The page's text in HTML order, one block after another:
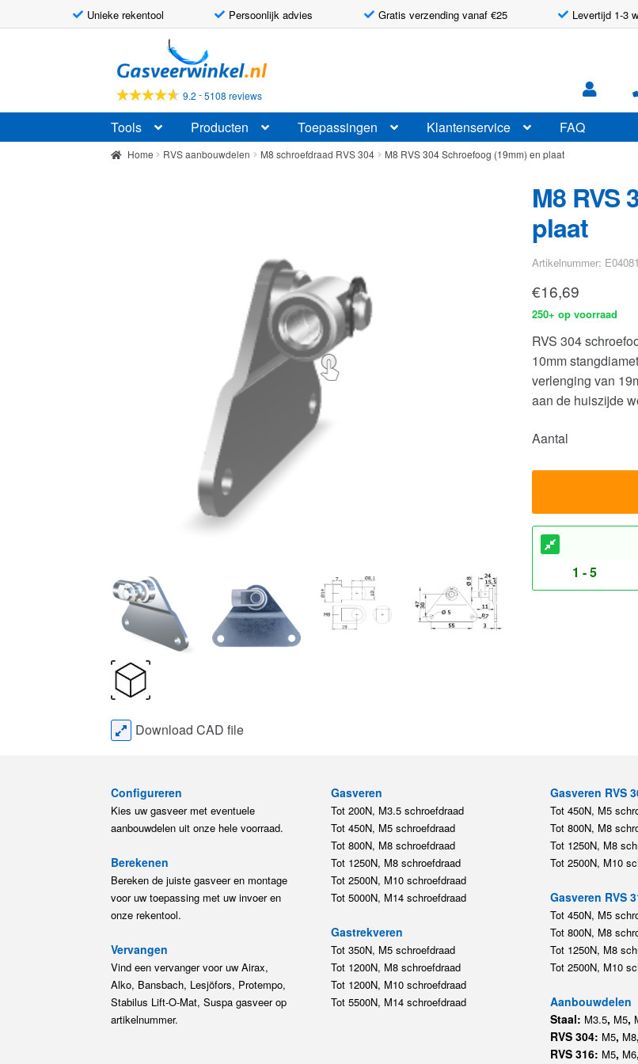
Unieke rekentool Persoonlijk advies Gratis verzending vanaf €25 Levertijd 1-3
door
naar
navigatie
naar
de
inhoud
9.2 -5108 reviews
Tools Producten Toepassingen Klantenservice FAQ
Home RVS aanbouwdelen M8 schroefdraad RVS 304 M8 RVS 304 Schroefoog (19mm) en plaat
M8 RVS
plaat
Artikelnummer:
€16,69
250+ op voorraad
RVS 304
10mm
verlenging van
aan de huiszijde
Aantal
1 - 5
Download CAD file
Configureren
Kies uw gasveer met eventuele
aanbouwdelen uit onze hele voorraad.
Berekenen
Bereken de juiste gasveer en montage
voor uw toepassing met uw invoer en
onze rekentool.
Vervangen
Vind een vervanger voor uw Airax,
Alko, Bansbach, Lesjöfors, Protempo,
Stabilus Lift-O-Mat, Suspa gasveer op
artikelnummer.
Gasveren
Tot 200N, M3.5 schroefdraad
Tot 450N, M5 schroefdraad
Tot 800N, M8 schroefdraad
Tot 1250N, M8 schroefdraad
Tot 2500N, M10 schroefdraad
Tot 5000N, M14 schroefdraad
Gastrekveren
Tot 350N, M5 schroefdraad
Tot 1200N, M8 schroefdraad
Tot 1200N, M10 schroefdraad
Tot 5500N, M14 schroefdraad
Gasveren RVS
Tot 450N, M5
Tot 800N, M8
Tot 1250N, M8
Tot 2500N, M10
Gasveren RVS
Tot 450N, M5
Tot 800N, M8
Tot 1250N, M8
Tot 2500N, M10
Aanbouwdelen
Staal: M3.5, M5,
RVS 304: M5, M8,
RVS 316: M5, M6,